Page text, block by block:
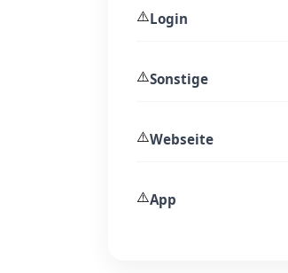
⚠️Login
⚠️Sonstige
⚠️Webseite
⚠️App